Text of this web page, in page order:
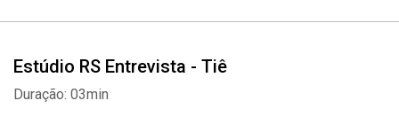
Estúdio RS Entrevista - Tiê
Duração: 03min